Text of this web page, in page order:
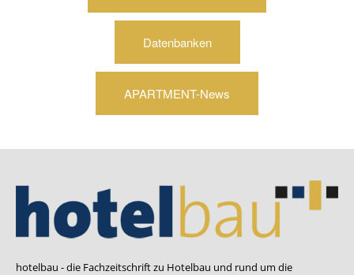
Datenbanken
APARTMENT-News
hotelbau - die Fachzeitschrift zu Hotelbau und rund um die